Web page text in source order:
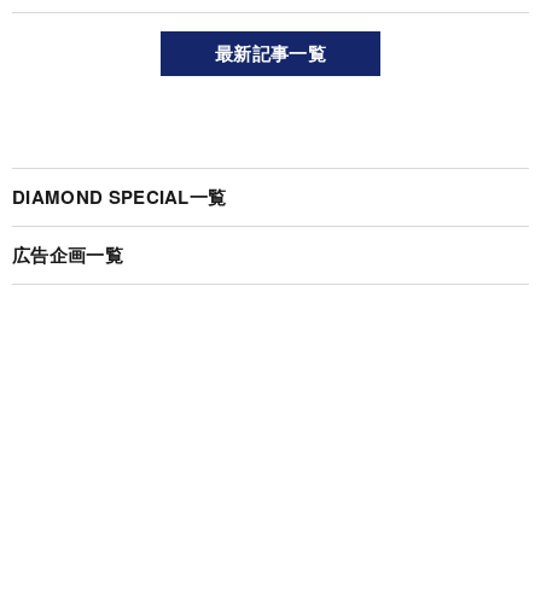
最新記事一覧
DIAMOND SPECIAL一覧
広告企画一覧